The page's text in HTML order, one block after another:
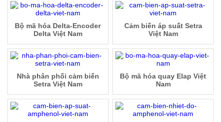
Bộ mã hóa Delta-Encoder
Delta Việt Nam
Cảm biến áp suất Setra
Việt Nam
Nhà phân phối cảm biến
Setra Việt Nam
Bộ mã hóa quay Elap Việt
Nam